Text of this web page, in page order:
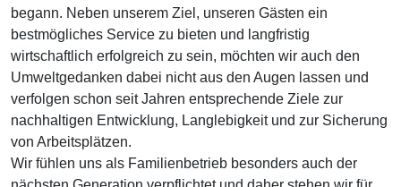
begann. Neben unserem Ziel, unseren Gästen ein
bestmögliches Service zu bieten und langfristig
wirtschaftlich erfolgreich zu sein, möchten wir auch den
Umweltgedanken dabei nicht aus den Augen lassen und
verfolgen schon seit Jahren entsprechende Ziele zur
nachhaltigen Entwicklung, Langlebigkeit und zur Sicherung
von Arbeitsplätzen.
Wir fühlen uns als Familienbetrieb besonders auch der